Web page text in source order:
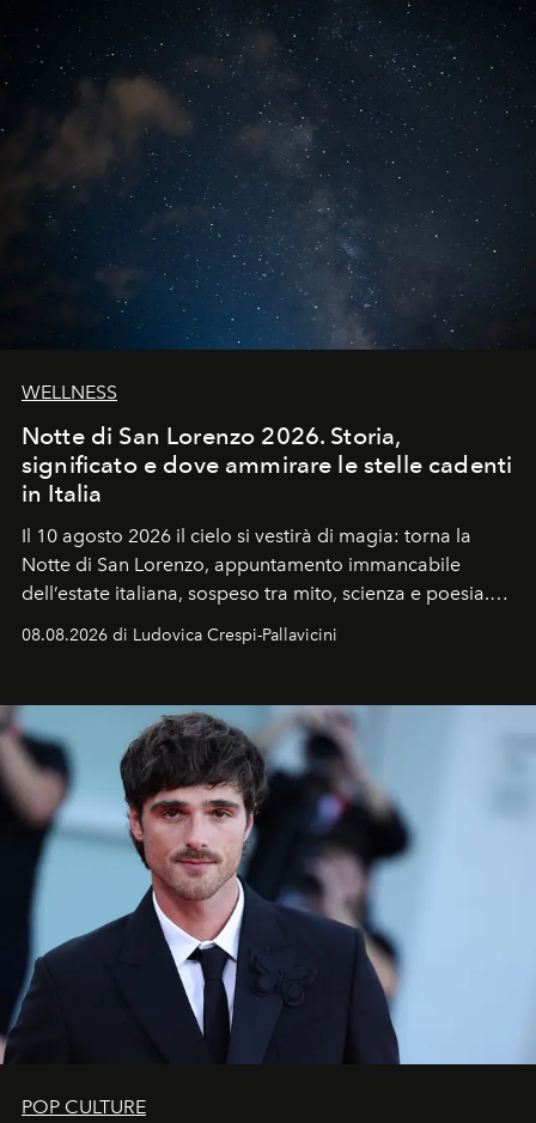
WELLNESS
Notte di San Lorenzo 2026. Storia,
significato e dove ammirare le stelle cadenti
in Italia
Il 10 agosto 2026 il cielo si vestirà di magia: torna la
Notte di San Lorenzo, appuntamento immancabile
dell’estate italiana, sospeso tra mito, scienza e poesia.
Sarà il momento in cui gli occhi si alzano verso la volta
celeste per seguire il passaggio delle
all’universo i desideri più segreti
08.08.2026 di Ludovica Crespi-Pallavicini
POP CULTURE